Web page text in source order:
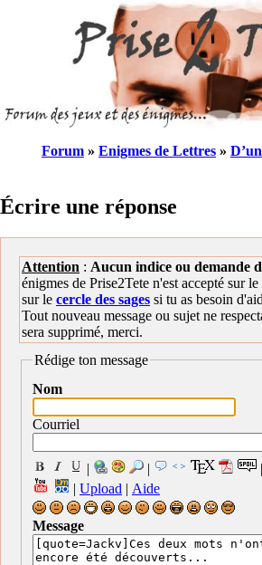
Forum » Enigmes de Lettres »
Écrire une réponse
Attention : Aucun indice ou demande
énigmes de Prise2Tete n'est accepté sur
sur le cercle des sages si tu as besoin
Tout nouveau message ou sujet ne
sera supprimé, merci.
Rédige ton message
Nom
Courriel
| |
|
| Upload | Aide
Message